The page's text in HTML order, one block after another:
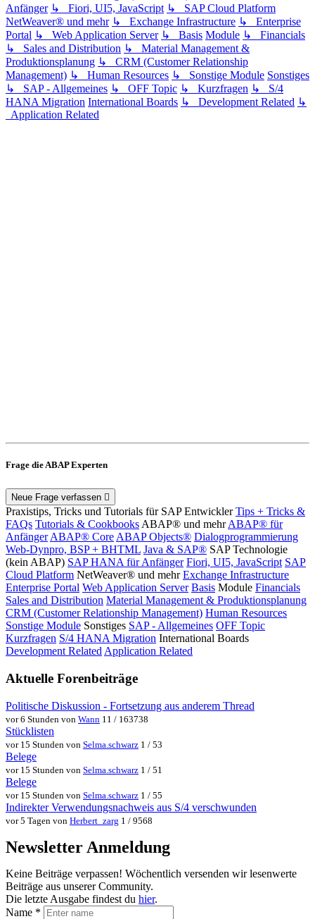
Anfänger ↳ Fiori, UI5, JavaScript ↳ SAP Cloud Platform
NetWeaver® und mehr ↳ Exchange Infrastructure ↳ Enterprise
Portal ↳ Web Application Server ↳ Basis Module ↳ Financials
↳ Sales and Distribution ↳ Material Management &
Produktionsplanung ↳ CRM (Customer Relationship
Management) ↳ Human Resources ↳ Sonstige Module Sonstiges
↳ SAP - Allgemeines ↳ OFF Topic ↳ Kurzfragen ↳ S/4
HANA Migration International Boards ↳ Development Related ↳
Application Related
Frage die ABAP Experten
Neue Frage verfassen
Praxistips, Tricks und Tutorials für SAP Entwickler Tips + Tricks &
FAQs Tutorials & CookbooksABAP® und mehrABAP® für
AnfängerABAP® CoreABAP Objects® Dialogprogrammierung
Web-Dynpro, BSP + BHTML Java & SAP® SAP Technologie
(kein ABAP) SAP HANA für Anfänger Fiori, UI5, JavaScript SAP
Cloud Platform NetWeaver® und mehr Exchange Infrastructure
Enterprise Portal Web Application Server Basis Module Financials
Sales and Distribution Material Management & Produktionsplanung
CRM (Customer Relationship Management) Human Resources
Sonstige Module Sonstiges SAP - Allgemeines OFF Topic
Kurzfragen S/4 HANA Migration International Boards
Development RelatedApplication Related
Aktuelle Forenbeiträge
Politische Diskussion - Fortsetzung aus anderem Thread
vor 6 Stunden von Wann 11 / 163738
Stücklisten
vor 15 Stunden von Selma.schwarz 1 / 53
Belege
vor 15 Stunden von Selma.schwarz 1 / 51
Belege
vor 15 Stunden von Selma.schwarz 1 / 55
Indirekter Verwendungsnachweis aus S/4 verschwunden
vor 5 Tagen von Herbert_zarg 1 / 9568
Newsletter Anmeldung
Keine Beiträge verpassen! Wöchentlich versenden wir lesenwerte
Beiträge aus unserer Community.
Die letzte Ausgabe findest du hier.
Name *